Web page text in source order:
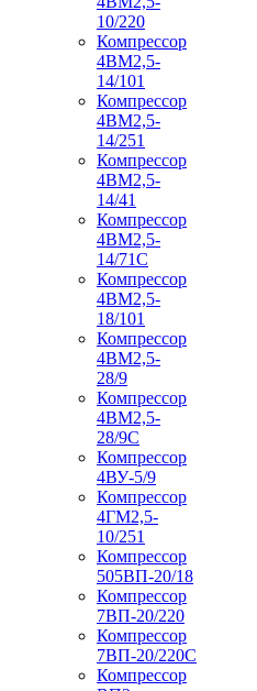
10/220
Компрессор
4ВМ2,5-
14/101
Компрессор
4ВМ2,5-
14/251
Компрессор
4ВМ2,5-
14/41
Компрессор
4ВМ2,5-
14/71C
Компрессор
4ВМ2,5-
18/101
Компрессор
4ВМ2,5-
28/9
Компрессор
4ВМ2,5-
28/9С
Компрессор
4ВУ-5/9
Компрессор
4ГМ2,5-
10/251
Компрессор
505ВП-20/18
Компрессор
7ВП-20/220
Компрессор
7ВП-20/220С
Компрессор